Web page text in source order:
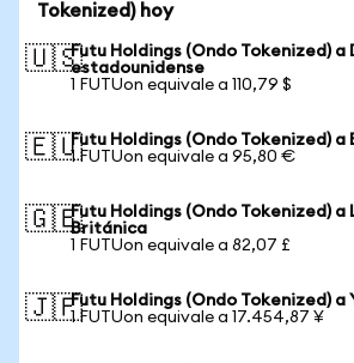
Tokenized) hoy
🇺🇸Futu Holdings (Ondo Tokenized) a
estadounidense
1 FUTUon equivale a 110,79 $
🇪🇺Futu Holdings (Ondo Tokenized) a
1 FUTUon equivale a 95,80 €
🇬🇧Futu Holdings (Ondo Tokenized) a
Británica
1 FUTUon equivale a 82,07 £
🇯🇵Futu Holdings (Ondo Tokenized) a
1 FUTUon equivale a 17.454,87 ¥